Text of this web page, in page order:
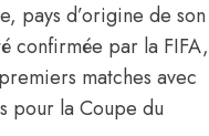
pays d’origine de son
confirmée par la FIFA,
matches avec
pour la Coupe du